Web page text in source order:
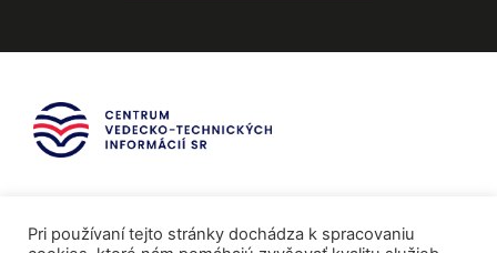
Pri používaní tejto stránky dochádza k spracovaniu